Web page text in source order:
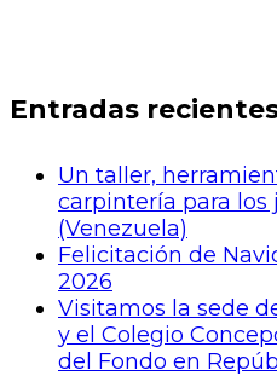
Entradas
Un taller,
carpintería para los
(Venezuela)
Felicitación de
2026
Visitamos la sede
y el Colegio
del Fondo en